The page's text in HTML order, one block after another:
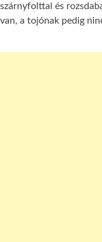
szárnyfolttal és
van, a tojónak pedig